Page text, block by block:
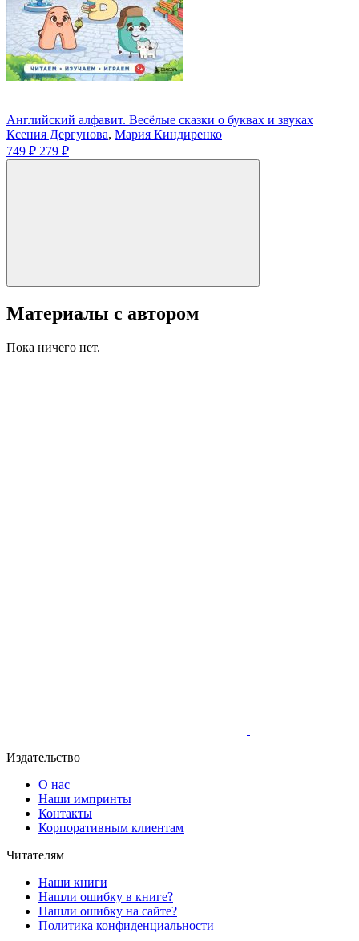
Английский алфавит. Весёлые сказки о буквах и звуках
Ксения Дергунова, Мария Киндиренко
749 ₽ 279 ₽
Материалы с автором
Пока ничего нет.
Издательство
О нас
Наши импринты
Контакты
Корпоративным клиентам
Читателям
Наши книги
Нашли ошибку в книге?
Нашли ошибку на сайте?
Политика конфиденциальности